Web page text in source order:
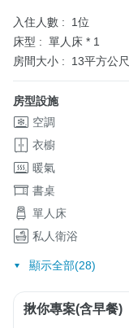
入住人數 :
1位
床型 : 單人床 * 1
房間大小 :
13平方公尺
房型設施
空調
衣櫥
暖氣
書桌
單人床
私人衛浴
顯示全部(28)
揪你專案(含早餐)